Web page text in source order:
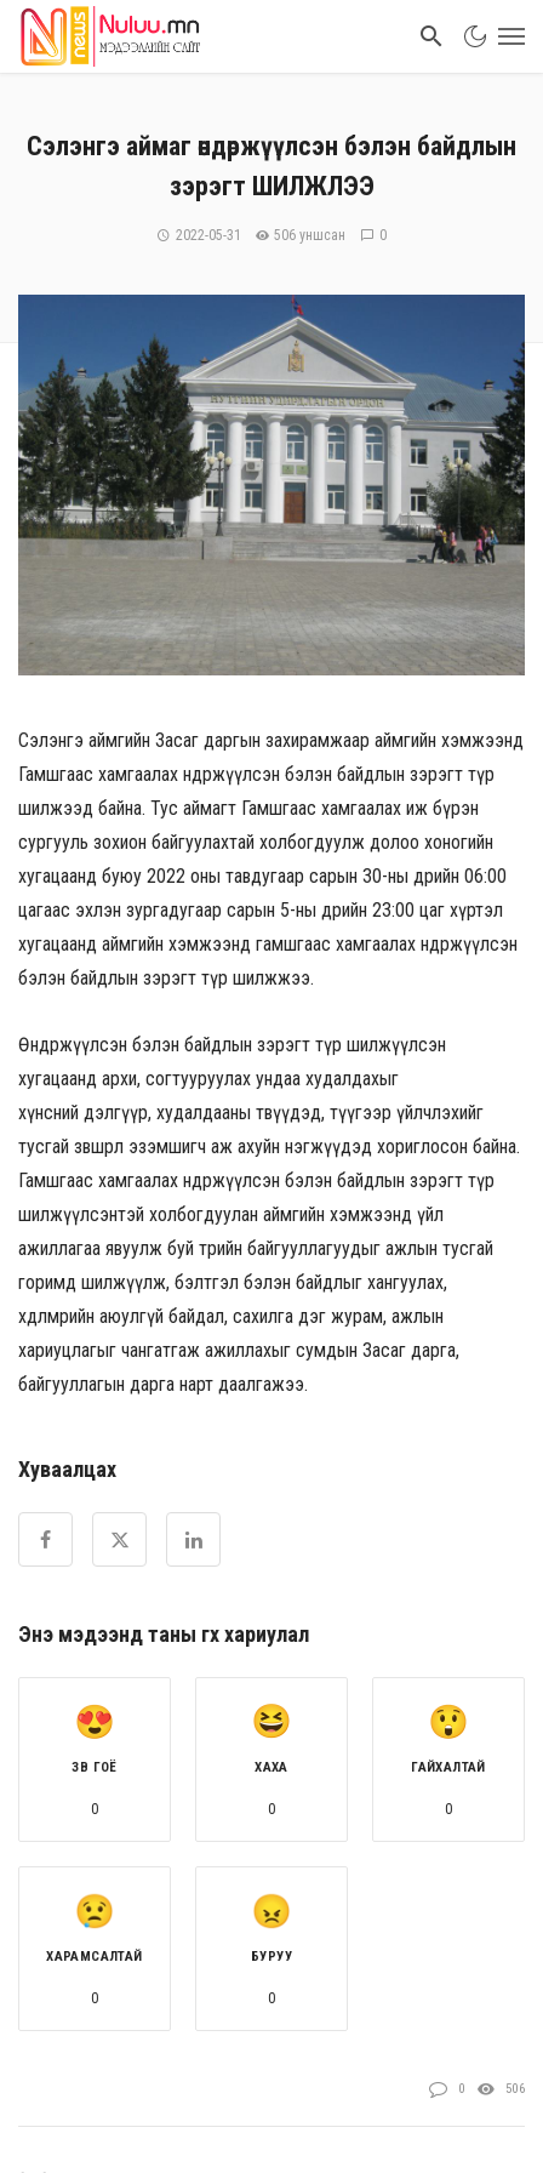
Cэлэнгэ аймаг өндөржүүлсэн бэлэн байдлын
зэрэгт ШИЛЖЛЭЭ
2022-05-31 506 уншсан 0
Сэлэнгэ аймгийн Засаг даргын захирамжаар аймгийн хэмжээнд
Гамшгаас хамгаалах өндөржүүлсэн бэлэн байдлын зэрэгт түр
шилжээд байна. Тус аймагт Гамшгаас хамгаалах иж бүрэн
сургууль зохион байгуулахтай холбогдуулж долоо хоногийн
хугацаанд буюу 2022 оны тавдугаар сарын 30-ны өдрийн 06:00
цагаас эхлэн зургадугаар сарын 5-ны өдрийн 23:00 цаг хүртэл
хугацаанд аймгийн хэмжээнд гамшгаас хамгаалах өндөржүүлсэн
бэлэн байдлын зэрэгт түр шилжжээ.
Өндөржүүлсэн бэлэн байдлын зэрэгт түр шилжүүлсэн
хугацаанд архи, согтууруулах ундаа худалдахыг
хүнсний дэлгүүр, худалдааны төвүүдэд, түүгээр үйлчлэхийг
тусгай зөвшөөрөл эзэмшигч аж ахуйн нэгжүүдэд хориглосон байна.
Гамшгаас хамгаалах өндөржүүлсэн бэлэн байдлын зэрэгт түр
шилжүүлсэнтэй холбогдуулан аймгийн хэмжээнд үйл
ажиллагаа явуулж буй төрийн байгууллагуудыг ажлын тусгай
горимд шилжүүлж, бэлтгэл бэлэн байдлыг хангуулах,
хөдөлмөрийн аюулгүй байдал, сахилга дэг журам, ажлын
хариуцлагыг чангатгаж ажиллахыг сумдын Засаг дарга,
байгууллагын дарга нарт даалгажээ.
Хуваалцах
Энэ мэдээнд таны өгөх хариулал
ЗӨВ ГОЁ
0
ХАХА
0
ГАЙХАЛТАЙ
0
ХАРАМСАЛТАЙ
0
БУРУУ
0
0 506